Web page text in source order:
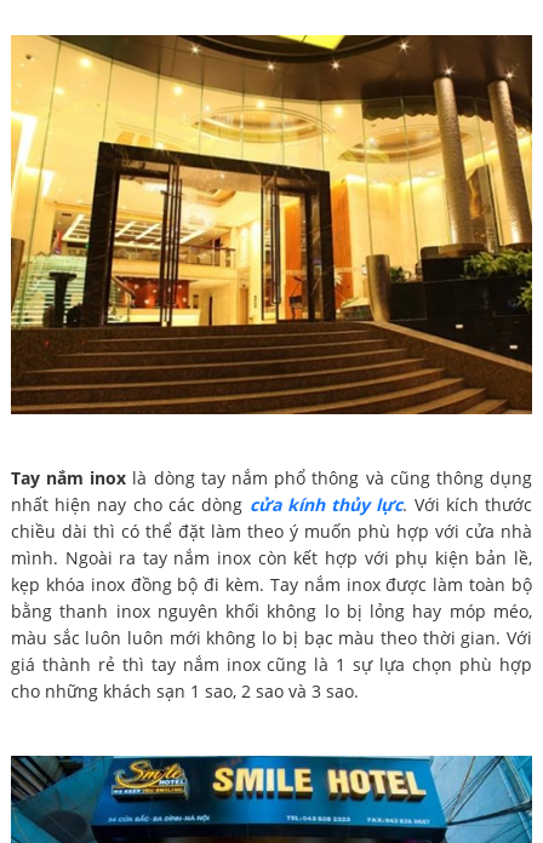
Tay nắm inox là dòng tay nắm phổ thông và cũng thông dụng
nhất hiện nay cho các dòng cửa kính thủy lực. Với kích thước
chiều dài thì có thể đặt làm theo ý muốn phù hợp với cửa nhà
mình. Ngoài ra tay nắm inox còn kết hợp với phụ kiện bản lề,
kẹp khóa inox đồng bộ đi kèm. Tay nắm inox được làm toàn bộ
bằng thanh inox nguyên khối không lo bị lỏng hay móp méo,
màu sắc luôn luôn mới không lo bị bạc màu theo thời gian. Với
giá thành rẻ thì tay nắm inox cũng là 1 sự lựa chọn phù hợp
cho những khách sạn 1 sao, 2 sao và 3 sao.